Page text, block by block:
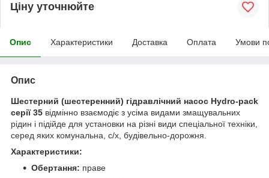
Ціну уточнюйте
Опис Характеристики Доставка Оплата Умови
Опис
Шестерний (шестеренний) гідравлічний насос Hydro-pack
серії 35 відмінно взаємодіє з усіма видами змащувальних
рідин і підійде для установки на різні види спеціальної техніки,
серед яких комунальна, с/х, будівельно-дорожня.
Характеристики:
Обертання: праве